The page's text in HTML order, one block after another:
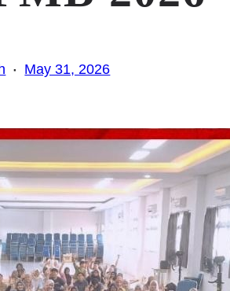
· May 31, 2026